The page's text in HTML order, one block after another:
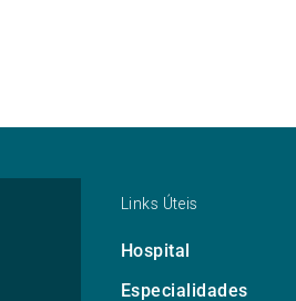
Links Úteis
Hospital
Especialidades